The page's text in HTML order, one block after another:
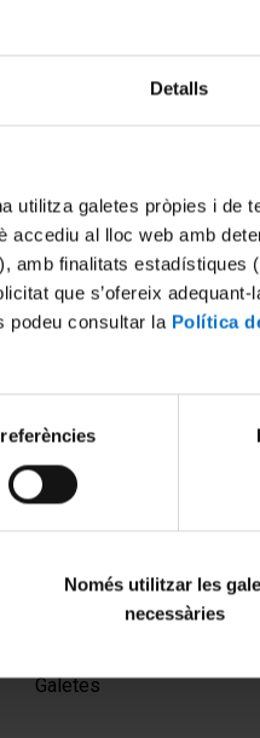
Detalls
utilitza galetes pròpies i de
accediu al lloc web amb
amb finalitats
que s’ofereix
podeu consultar la Política
Només utilitzar les
necessàries
Galetes